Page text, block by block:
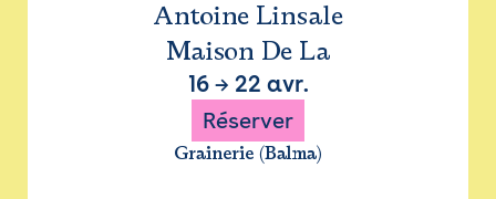
Antoine Linsale
Maison De La
16→ 22 avr.
Réserver
Grainerie (Balma)